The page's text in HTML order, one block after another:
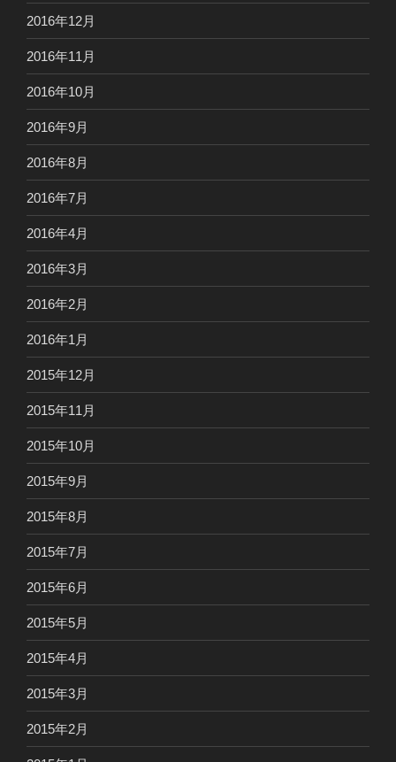
2016年12月
2016年11月
2016年10月
2016年9月
2016年8月
2016年7月
2016年4月
2016年3月
2016年2月
2016年1月
2015年12月
2015年11月
2015年10月
2015年9月
2015年8月
2015年7月
2015年6月
2015年5月
2015年4月
2015年3月
2015年2月